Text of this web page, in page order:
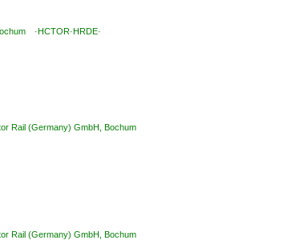
·HCTOR·HRDE·
Rail (Germany) GmbH, Bochum
Rail (Germany) GmbH, Bochum